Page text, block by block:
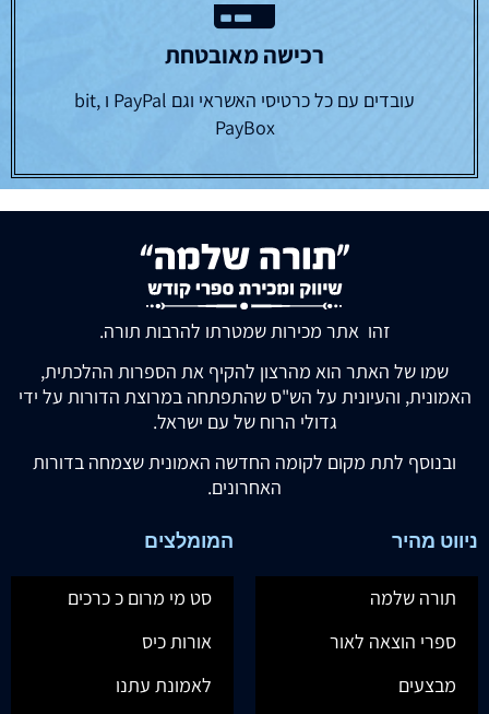
רכישה מאובטחת
עובדים עם כל כרטיסי האשראי וגם PayPal ו bit,
PayBox
זהו אתר מכירות שמטרתו להרבות תורה.
שמו של האתר הוא מהרצון להקיף את הספרות ההלכתית,
האמונית, והעיונית על הש"ס שהתפתחה במרוצת הדורות על ידי
גדולי הרוח של עם ישראל.
ובנוסף לתת מקום לקומה החדשה האמונית שצמחה בדורות
האחרונים.
ניווט מהיר
תורה שלמה
ספרי הוצאה לאור
מבצעים
המומלצים
סט מי מרום כ כרכים
אורות כיס
לאמונת עתנו